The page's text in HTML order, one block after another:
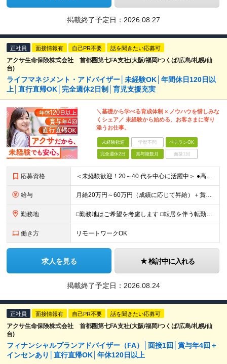
掲載終了予定日： 2026.08.27
正社員 面接情報有 自己PR不要 話を聞きたい応募可
アクサ生命保険株式会社 首都圏第七FA支社(大阪/福岡/つくば/広島/札幌/仙
台)
ライフマネジメント・アドバイザー│未経験OK│年間休日120日以
上│直行直帰OK│完全週休2日制│育児支援充実
＼基礎から学べる育成体制 × ノウハウを惜しみな
くシェア／ 未経験から始める、お客さまに寄り
添うお仕事。
未経験歓迎 学歴不問 ベテランOK
完全週休2日 賞与複数月 面接1回
応募資格 ＜未経験歓迎！20～40 代を中心に活躍中＞ ●高卒以上 ●業界・業種未経験OK <こんな方を歓迎します> ・公私ともに生涯活かせる専門知識を身につけたい方 ・ライフステージが変わってもキャリアを築
給与 月給20万円～60万円（成績に応じて昇給）＋賞与年4回 ※前職給与・経験・年齢・能力を考慮の上、決定します ※試用期間3ヶ月あり（期間中の待遇に変更なし） ※入社後2年間は、研修期間として初期補給制
勤務地 □勤務地はご希望を考慮します □転居を伴う転勤はありません ●首都圏第七FA支社 東京都港区虎ノ門3-17-1 TOKYU REIT虎ノ門ビル4F ​●つくばFA支社 茨城県つくば市竹園1-6
働き方 リモートワークOK
求人を見る 検討中に入れる
掲載終了予定日： 2026.08.24
正社員 面接情報有 自己PR不要 話を聞きたい応募可
アクサ生命保険株式会社 首都圏第七FA支社(大阪/福岡/つくば/広島/札幌/仙
台)
フィナンシャルプランアドバイザー（FA）│面接1回│賞与年4回＋
インセンあり│直行直帰OK│年休120日以上